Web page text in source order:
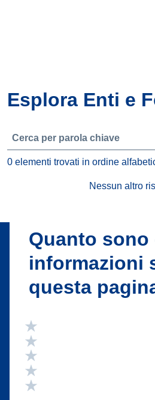
Esplora Enti e
Cerca
0 elementi trovati in ordine
Nessun altro
Quanto sono
informazioni
questa
Valuta 5 stelle su 5
Valuta 4 stelle su 5
Valuta 3 stelle su 5
Valuta 2 stelle su 5